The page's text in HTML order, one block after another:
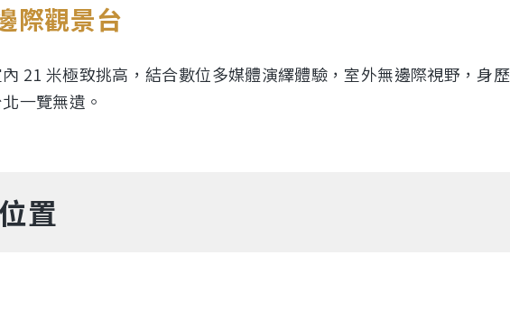
際觀景台
21 米極致挑高，結合數位多媒體演繹體驗，室外無邊際視野，身
一覽無遺。
置